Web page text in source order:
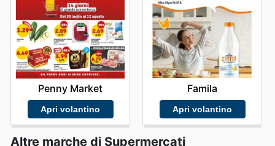
Penny Market
Apri volantino
Famila
Apri volantino
Altre marche di Supermercati